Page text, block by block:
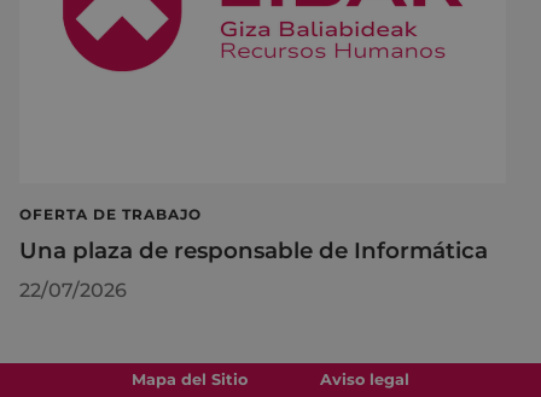
OFERTA DE TRABAJO
Una plaza de responsable de Informática
22/07/2026
Mapa del Sitio
Aviso legal